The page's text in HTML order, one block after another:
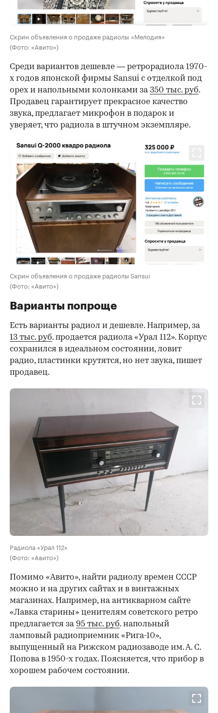
Скрин объявления о продаже радиолы «Мелодия»
(Фото: «Авито»)
Среди вариантов дешевле — ретрорадиола 1970-
х годов японской фирмы Sansui с отделкой под
орех и напольными колонками за 350 тыс. руб.
Продавец гарантирует прекрасное качество
звука, предлагает микрофон в подарок и
уверяет, что радиола в штучном экземпляре.
Скрин объявления о продаже радиолы Sansui
(Фото: «Авито»)
Варианты попроще
Есть варианты радиол и дешевле. Например, за
13 тыс. руб. продается радиола «Урал 112». Корпус
сохранился в идеальном состоянии, ловит
радио, пластинки крутятся, но нет звука, пишет
продавец.
Радиола «Урал 112»
(Фото: «Авито»)
Помимо «Авито», найти радиолу времен СССР
можно и на других сайтах и в винтажных
магазинах. Например, на антикварном сайте
«Лавка старины» ценителям советского ретро
предлагается за95 тыс. руб. напольный
ламповый радиоприемник «Рига-10»,
выпущенный на Рижском радиозаводе им. А. С.
Попова в 1950-х годах. Поясняется, что прибор в
хорошем рабочем состоянии.